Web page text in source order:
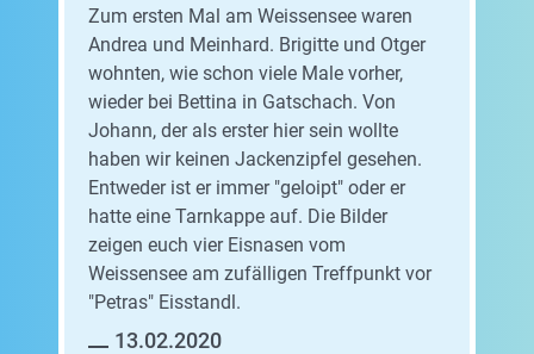
Zum ersten Mal am Weissensee waren
Andrea und Meinhard. Brigitte und Otger
wohnten, wie schon viele Male vorher,
wieder bei Bettina in Gatschach. Von
Johann, der als erster hier sein wollte
haben wir keinen Jackenzipfel gesehen.
Entweder ist er immer "geloipt" oder er
hatte eine Tarnkappe auf. Die Bilder
zeigen euch vier Eisnasen vom
Weissensee am zufälligen Treffpunkt vor
"Petras" Eisstandl.
13.02.2020